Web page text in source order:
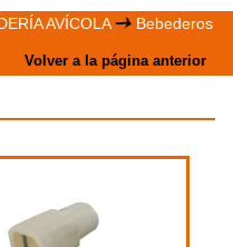
AVÍCOLA
Bebederos
Volver a la página anterior